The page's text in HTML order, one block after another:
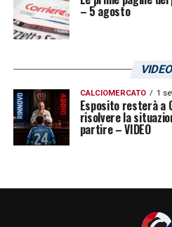
– 5 agosto
CALCIOMERCATO 1
Esposito resterà a
risolvere la
partire – VIDEO